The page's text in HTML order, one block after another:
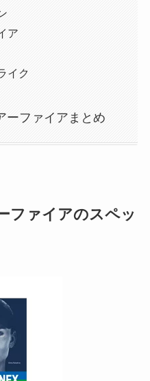
ア
イク
ーファイアまとめ
ファイアのスペッ